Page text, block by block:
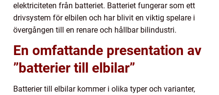
elektriciteten från batteriet. Batteriet fungerar som ett
drivsystem för elbilen och har blivit en viktig spelare i
övergången till en renare och hållbar bilindustri.
En omfattande presentation av
”batterier till elbilar”
Batterier till elbilar kommer i olika typer och varianter,